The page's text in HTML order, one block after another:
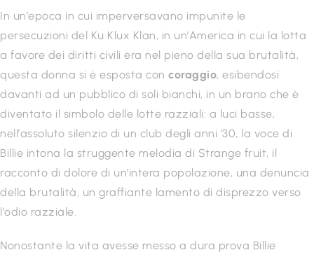
In un’epoca in cui imperversavano impunite le
persecuzioni del Ku Klux Klan, in un’America in cui la lotta
a favore dei diritti civili era nel pieno della sua brutalità,
questa donna si è esposta con coraggio, esibendosi
davanti ad un pubblico di soli bianchi, in un brano che è
diventato il simbolo delle lotte razziali: a luci basse,
nell’assoluto silenzio di un club degli anni ‘30, la voce di
Billie intona la struggente melodia di Strange fruit, il
racconto di dolore di un’intera popolazione, una denuncia
della brutalità, un graffiante lamento di disprezzo verso
l’odio razziale.
Nonostante la vita avesse messo a dura prova Billie